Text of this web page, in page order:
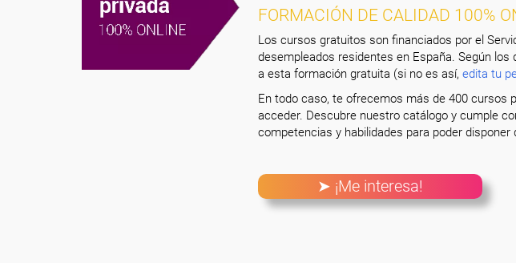
FORMACIÓN DE CALIDAD 100%
Los cursos gratuitos son financiados por el
desempleados residentes en España. Según
a esta formación gratuita (si no es así, edita tu
En todo caso, te ofrecemos más de 400 cursos
acceder. Descubre nuestro catálogo y cumple
competencias y habilidades para poder
➤ ¡Me interesa!